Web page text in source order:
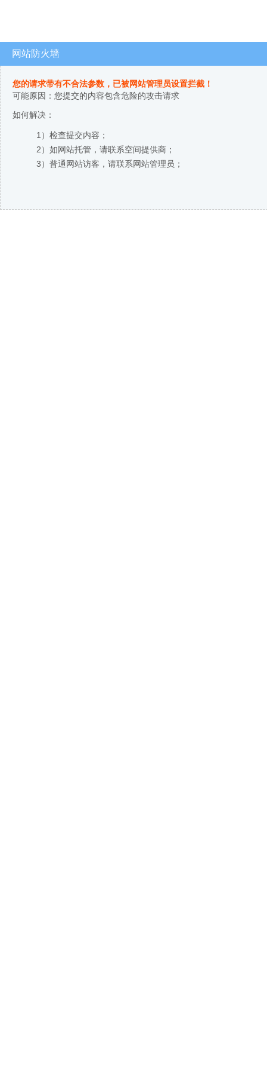
网站防火墙
您的请求带有不合法参数，已被网站管理员设置拦截！
可能原因：您提交的内容包含危险的攻击请求
如何解决：
1）检查提交内容；
2）如网站托管，请联系空间提供商；
3）普通网站访客，请联系网站管理员；